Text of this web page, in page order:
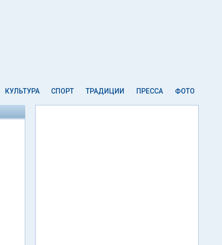
КУЛЬТУРА СПОРТ ТРАДИЦИИ ПРЕССА ФОТО